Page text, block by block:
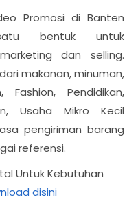
Promosi di Banten
bentuk untuk
dan selling.
makanan, minuman,
Fashion, Pendidikan,
Usaha Mikro Kecil
pengiriman barang
referensi.
Untuk Kebutuhan
disini